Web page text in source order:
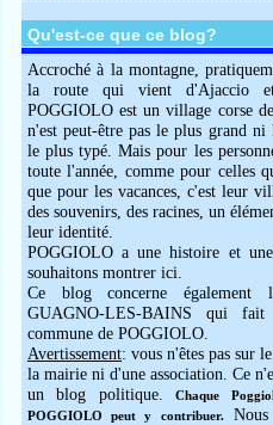
Qu'est-ce que ce blog?
Accroché à la montagne,
la route qui vient d'Ajaccio
POGGIOLO est un village corse
n'est peut-être pas le plus grand ni
le plus typé. Mais pour les
toute l'année, comme pour celles
que pour les vacances, c'est leur
des souvenirs, des racines, un
leur identité.
POGGIOLO a une histoire et
souhaitons montrer ici.
Ce blog concerne
GUAGNO-LES-BAINS qui
commune de POGGIOLO.
Avertissement: vous n'êtes pas sur
la mairie ni d'une association. Ce
un blog politique.Chaque
POGGIOLO peut y contribuer.Nous